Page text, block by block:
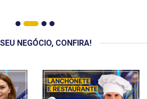
NEGÓCIO, CONFIRA!